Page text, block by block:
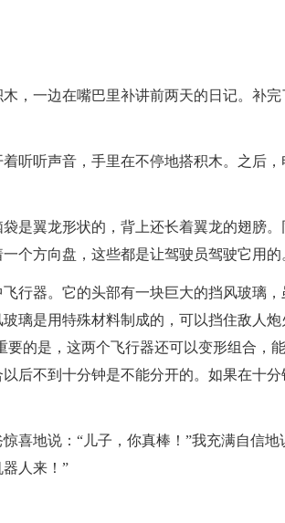
，一边在嘴巴里补讲前两天的日记。补完
听听声音，手里在不停地搭积木。之后
是翼龙形状的，背上还长着翼龙的翅膀。
个方向盘，这些都是让驾驶员驾驶它用的
行器。它的头部有一块巨大的挡风玻璃，
璃是用特殊材料制成的，可以挡住敌人炮
的是，这两个飞行器还可以变形组合，
后不到十分钟是不能分开的。如果在十分
喜地说：“儿子，你真棒！”我充满自信地
人来！”